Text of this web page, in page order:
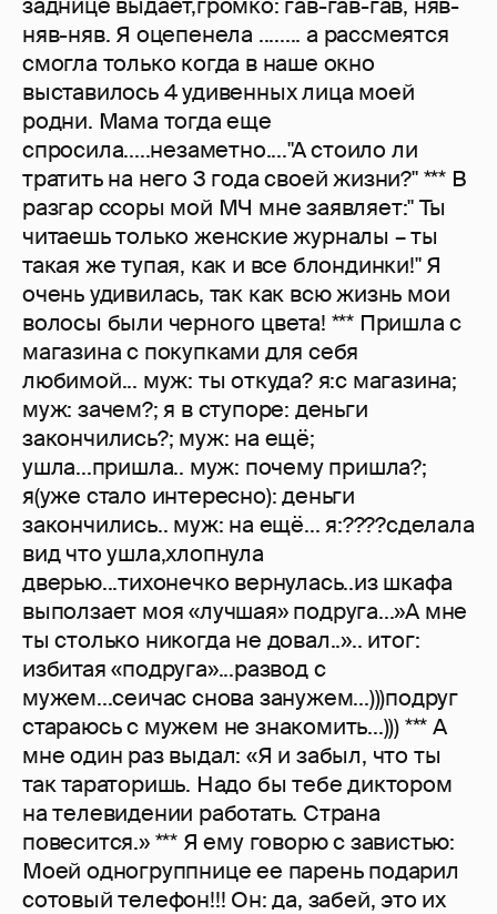
заднице выдает,громко: гав-гав-гав, няв-
няв-няв. Я оцепенела ........ а рассмеятся
смогла только когда в наше окно
выставилось 4 удивенных лица моей
родни. Мама тогда еще
спросила.....незаметно...."А стоило ли
тратить на него 3 года своей жизни?" *** В
разгар ссоры мой МЧ мне заявляет:" Ты
читаешь только женские журналы – ты
такая же тупая, как и все блондинки!" Я
очень удивилась, так как всю жизнь мои
волосы были черного цвета! *** Пришла с
магазина с покупками для себя
любимой... муж: ты откуда? я:с магазина;
муж: зачем?; я в ступоре: деньги
закончились?; муж: на ещё;
ушла...пришла.. муж: почему пришла?;
я(уже стало интересно): деньги
закончились.. муж: на ещё... я:????сделала
вид что ушла,хлопнула
дверью...тихонечко вернулась..из шкафа
выползает моя «лучшая» подруга...»А мне
ты столько никогда не довал..».. итог:
избитая «подруга»...развод с
мужем...сеичас снова занужем...)))подруг
стараюсь с мужем не знакомить...))) *** А
мне один раз выдал: «Я и забыл, что ты
так тараторишь. Надо бы тебе диктором
на телевидении работать. Страна
повесится.» *** Я ему говорю с завистью:
Моей одногруппнице ее парень подарил
сотовый телефон!!! Он: да, забей, это их